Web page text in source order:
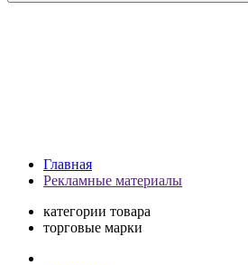
Главная
Рекламные материалы
категории товара
торговые марки